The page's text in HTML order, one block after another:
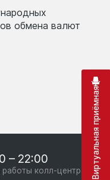
обмена валют
– 22:00
колл-центра Виртуальная приёмная